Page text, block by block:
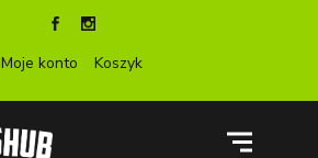
Moje konto Koszyk